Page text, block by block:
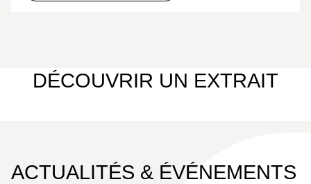
DÉCOUVRIR UN EXTRAIT
ACTUALITÉS & ÉVÉNEMENTS